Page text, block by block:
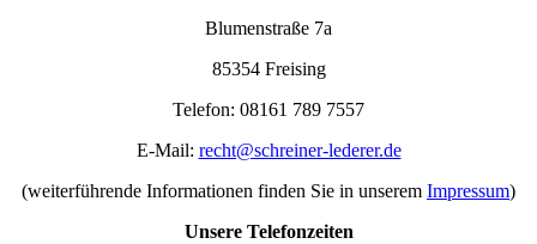
Blumenstraße 7a
85354 Freising
Telefon: 08161 789 7557
E-Mail: recht@schreiner-lederer.de
(weiterführende Informationen finden Sie in unserem Impressum)
Unsere Telefonzeiten